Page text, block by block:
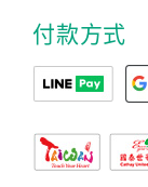
付款方式